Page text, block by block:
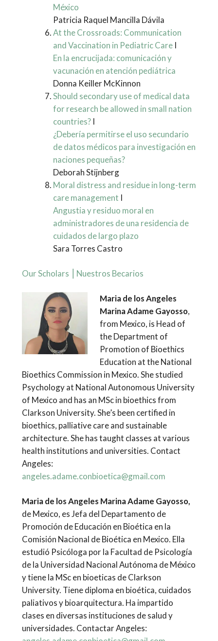
México
Patricia Raquel Mancilla Dávila
At the Crossroads: Communication
and Vaccination in Pediatric CareI
En la encrucijada: comunicación y
vacunación en atención pediátrica
Donna Keiller McKinnon
Should secondary use of medical data
for research be allowed in small nation
countries?I
¿Debería permitirse el uso secundario
de datos médicos para investigación en
naciones pequeñas?
Deborah Stijnberg
Moral distress and residue in long-term
care management I
Angustia y residuo moral en
administradores de una residencia de
cuidados de largo plazo
Sara Torres Castro
Our Scholars ⎢Nuestros Becarios
Maria de los Angeles
Marina Adame Gayosso,
from Mexico, is Head of
the Department of
Promotion of Bioethics
Education at the National
Bioethics Commission in Mexico. She studied
Psychology at National Autonomous University
of Mexico and has an MSc in bioethics from
Clarkson University. She’s been certified in
bioethics, palliative care and sustainable
architecture. She has taught classes at various
health institutions and universities. Contact
Angeles:
angeles.adame.conbioetica@gmail.com
Maria de los Angeles Marina Adame Gayosso,
de Mexico, es Jefa del Departamento de
Promoción de Educación en Bioética en la
Comisión Nacional de Bioética en Mexico. Ella
estudió Psicóloga por la Facultad de Psicología
de la Universidad Nacional Autónoma de México
y tiene la MSc en bioeticas de Clarkson
University. Tiene diploma en bioética, cuidados
paliativos y bioarquitectura. Ha impartido
clases en diversas instituciones de salud y
universidades. Contactar Angeles: